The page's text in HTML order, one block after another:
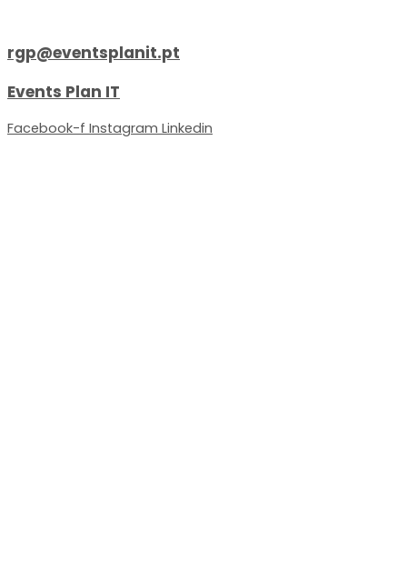
rgp@eventsplanit.pt
Events Plan IT
Facebook-f Instagram Linkedin